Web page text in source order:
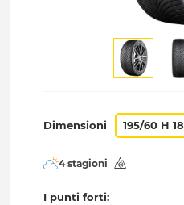
Dimensioni 195/60 H 18
4 stagioni
I punti forti: